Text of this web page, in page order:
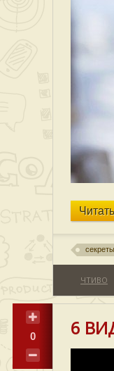
секреты
ЧТИВО
0 6